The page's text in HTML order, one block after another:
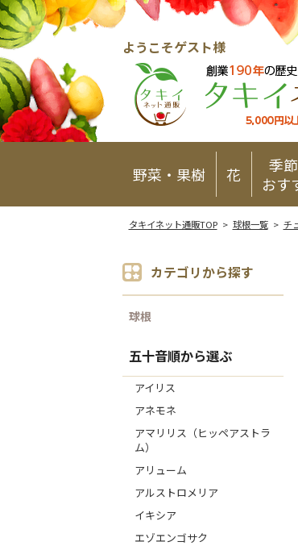
ようこそゲスト様
野菜・果樹 花
季
おす
タキイネット通販TOP> 球根一覧> チ
カテゴリから探す
球根
五十音順から選ぶ
アイリス
アネモネ
アマリリス（ヒッペアストラ
ム）
アリューム
アルストロメリア
イキシア
エゾエンゴサク